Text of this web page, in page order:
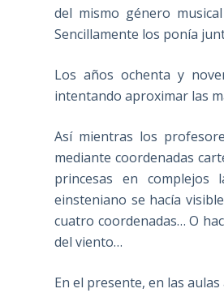
del mismo género
Sencillamente los ponía
Los años ochenta y
intentando aproximar las
Así mientras los
mediante coordenadas
princesas en complejos
einsteniano se hacía
cuatro coordenadas… O
del viento…
En el presente, en las